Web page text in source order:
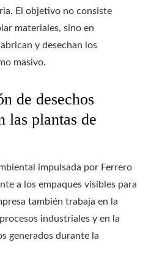
El objetivo no consiste
materiales, sino en
y desechan los
masivo.
de desechos
las plantas de
impulsada por Ferrero
a los empaques visibles para
también trabaja en la
industriales y en la
generados durante la